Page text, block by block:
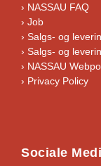
› NASSAU FAQ
› Job
› Salgs- og
› Salgs- og
› NASSAU
› Privacy Policy
Sociale